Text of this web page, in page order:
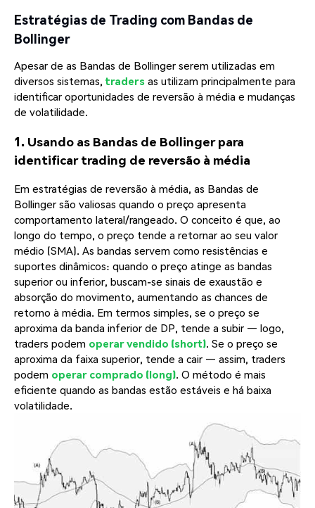
Estratégias de Trading com Bandas de
Bollinger
Apesar de as Bandas de Bollinger serem utilizadas em
diversos sistemas, traders as utilizam principalmente para
identificar oportunidades de reversão à média e mudanças
de volatilidade.
1. Usando as Bandas de Bollinger para
identificar trading de reversão à média
Em estratégias de reversão à média, as Bandas de
Bollinger são valiosas quando o preço apresenta
comportamento lateral/rangeado. O conceito é que, ao
longo do tempo, o preço tende a retornar ao seu valor
médio (SMA). As bandas servem como resistências e
suportes dinâmicos: quando o preço atinge as bandas
superior ou inferior, buscam-se sinais de exaustão e
absorção do movimento, aumentando as chances de
retorno à média. Em termos simples, se o preço se
aproxima da banda inferior de DP, tende a subir — logo,
traders podem operar vendido (short). Se o preço se
aproxima da faixa superior, tende a cair — assim, traders
podem operar comprado (long). O método é mais
eficiente quando as bandas estão estáveis e há baixa
volatilidade.